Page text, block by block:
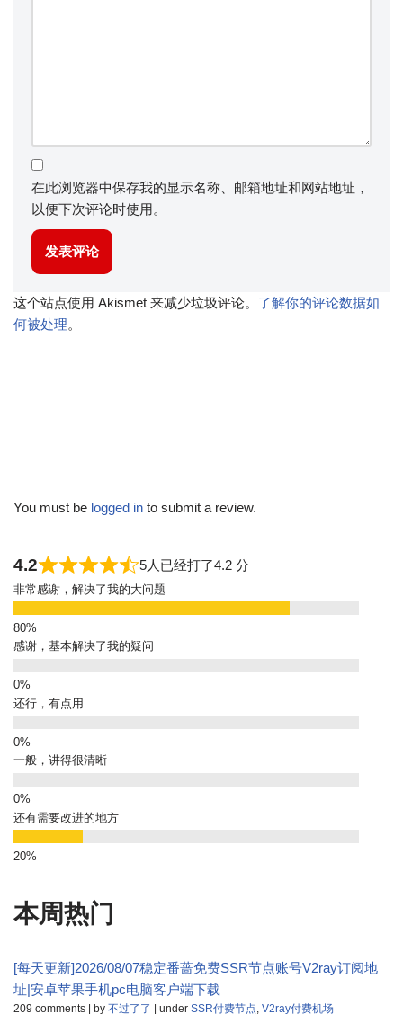
在此浏览器中保存我的显示名称、邮箱地址和网站地址，
以便下次评论时使用。
这个站点使用 Akismet 来减少垃圾评论。 了解你的评论数据如
何被处理。
You must be logged in to submit a review.
4.2 5人已经打了4.2 分
非常感谢，解决了我的大问题
感谢，基本解决了我的疑问
还行，有点用
一般，讲得很清晰
还有需要改进的地方
本周热门
[每天更新]2026/08/07稳定番蔷免费SSR节点账号V2ray订阅地
址|安卓苹果手机pc电脑客户端下载
209 comments | by 不过了了 | under SSR付费节点 V2ray付费机场